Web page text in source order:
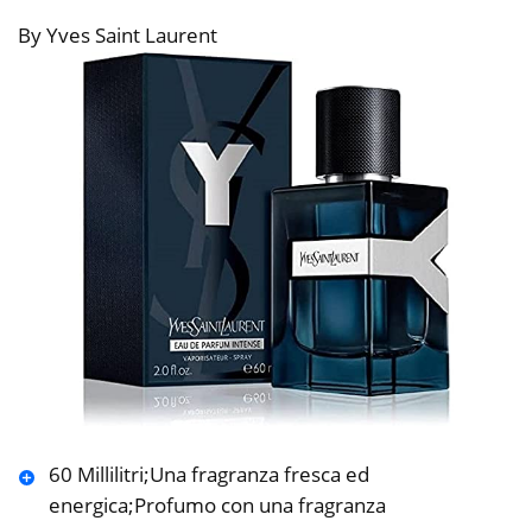
By Yves Saint Laurent
60 Millilitri;Una fragranza fresca ed
energica;Profumo con una fragranza